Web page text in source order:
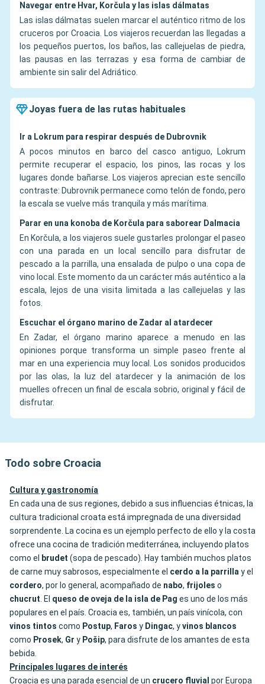
Navegar entre Hvar, Korčula y las islas dálmatas
Las islas dálmatas suelen marcar el auténtico ritmo de los
cruceros por Croacia. Los viajeros recuerdan las llegadas a
los pequeños puertos, los baños, las callejuelas de piedra,
las pausas en las terrazas y esa forma de cambiar de
ambiente sin salir del Adriático.
Joyas fuera de las rutas habituales
Ir a Lokrum para respirar después de Dubrovnik
A pocos minutos en barco del casco antiguo, Lokrum
permite recuperar el espacio, los pinos, las rocas y los
lugares donde bañarse. Los viajeros aprecian este sencillo
contraste: Dubrovnik permanece como telón de fondo, pero
la escala se vuelve más tranquila y más marítima.
Parar en una konoba de Korčula para saborear Dalmacia
En Korčula, a los viajeros suele gustarles prolongar el paseo
con una parada en un local sencillo para disfrutar de
pescado a la parrilla, una ensalada de pulpo o una copa de
vino local. Este momento da un carácter más auténtico a la
escala, lejos de una visita limitada a las callejuelas y las
fotos.
Escuchar el órgano marino de Zadar al atardecer
En Zadar, el órgano marino aparece a menudo en las
opiniones porque transforma un simple paseo frente al
mar en una experiencia muy local. Los sonidos producidos
por las olas, la luz del atardecer y la animación de los
muelles ofrecen un final de escala sobrio, original y fácil de
disfrutar.
Todo sobre Croacia
Cultura y gastronomía
En cada una de sus regiones, debido a sus influencias étnicas, la
cultura tradicional croata está impregnada de una diversidad
sorprendente. La cocina es un ejemplo perfecto de ello y la costa
ofrece una cocina de tradición mediterránea, incluyendo platos
como el brudet (sopa de pescado). Hay también muchos platos
de carne muy sabrosos, especialmente el cerdo a la parrillay el
cordero, por lo general, acompañado de nabo, frijoles o
chucrut. El queso de oveja de la isla de Pag es uno de los más
populares en el país. Croacia es, también, un país vinícola, con
vinos tintos como Postup, Faros y Dingac, yvinos blancos
como Prosek, Gr y Pošip, para disfrute de los amantes de esta
bebida.
Principales lugares de interés
Croacia es una parada esencial de un crucero fluvial por Europa